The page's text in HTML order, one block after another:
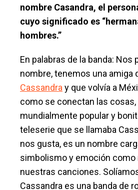
nombre Casandra, el
cuyo significado es
hombres.”
En palabras de la banda: Nos
nombre, tenemos una amiga
Cassandra y que volvía a
como se conectan las
mundialmente popular y
teleserie que se llamaba
nos gusta, es un nombre
simbolismo y emoción como
nuestras canciones.
Cassandra es una banda de